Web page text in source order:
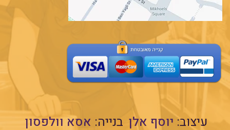
עיצוב:יוסף אלן בנייה: אסא וולפסון